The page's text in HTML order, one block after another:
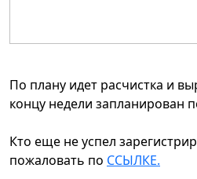
По плану идет расчистка и
концу недели запланирован
Кто еще не успел
пожаловать по ССЫЛКЕ.